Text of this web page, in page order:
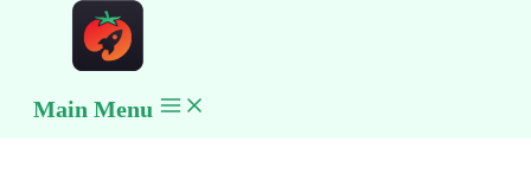
Main Menu